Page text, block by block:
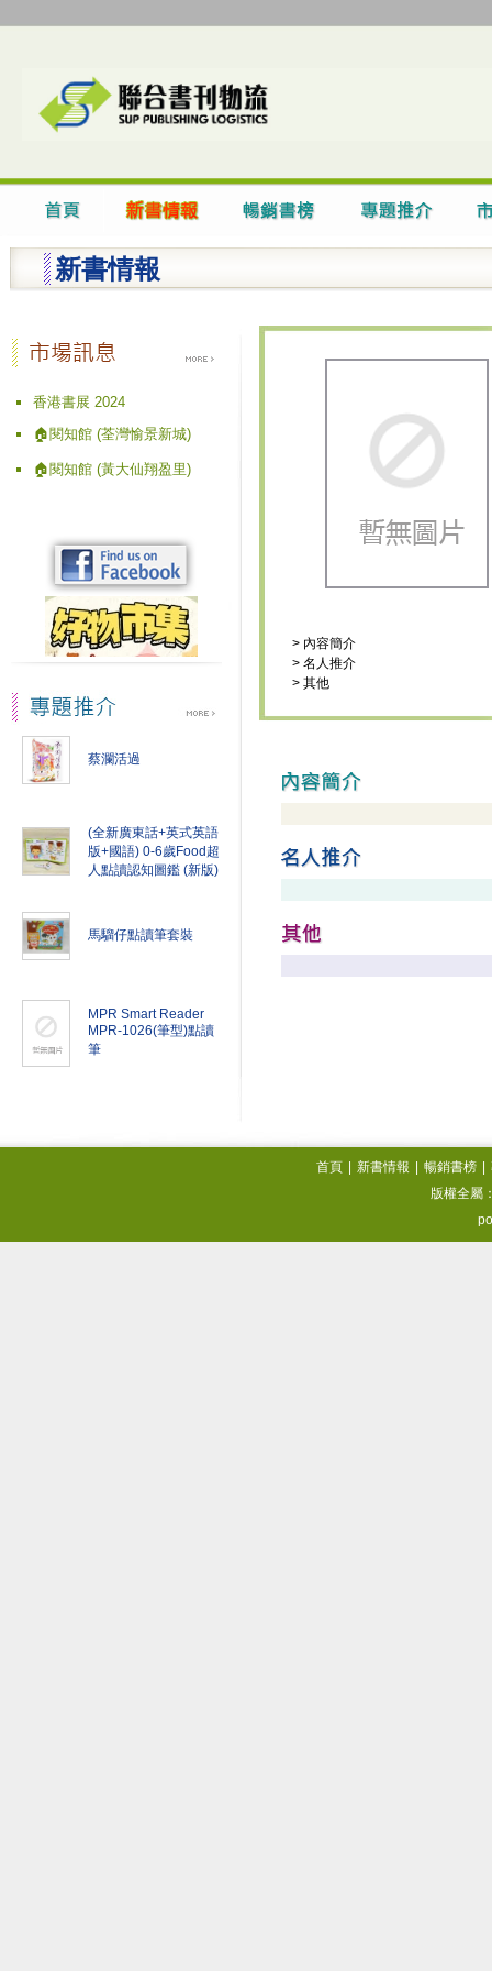
新書情報
香港書展 2024
🏠閱知館 (荃灣愉景新城)
🏠閱知館 (黃大仙翔盈里)
蔡瀾活過
(全新廣東話+英式英語
版+國語) 0-6歲Food超
人點讀認知圖鑑 (新版)
馬騮仔點讀筆套裝
MPR Smart Reader
MPR-1026(筆型)點讀
筆
> 內容簡介
> 名人推介
> 其他
首頁 新書情報 暢銷書榜
版權全屬